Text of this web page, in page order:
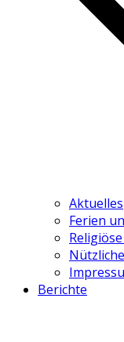
Aktuelles
Ferien
Berichte